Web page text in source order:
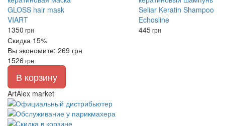
1350 грн 445грн
Скидка 15%
Вы экономите: 269 грн
1526 грн
В корзину
ArtAlex market